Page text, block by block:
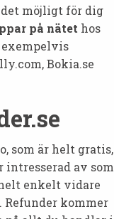
möjligt för dig
på nätet hos
exempelvis
Bokia.se
som är helt gratis,
intresserad av som
enkelt vidare
kommer